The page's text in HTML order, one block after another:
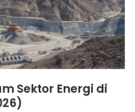
Sektor Energi di